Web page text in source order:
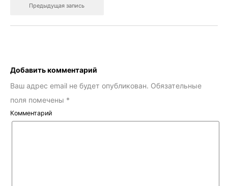
Предыдущая запись
Добавить комментарий
Ваш адрес email не будет опубликован. Обязательные
поля помечены *
Комментарий